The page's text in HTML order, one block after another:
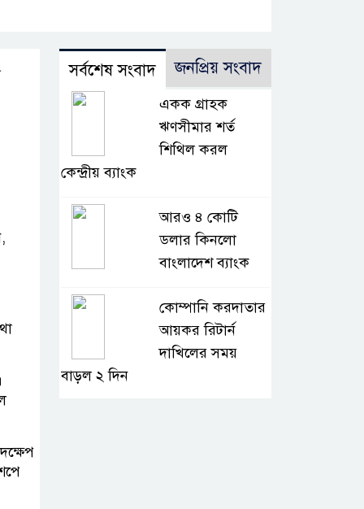
সর্বশেষ সংবাদ জনপ্রিয় সংবাদ
একক গ্রাহক
ঋণসীমার শর্ত
শিথিল করল
কেন্দ্রীয় ব্যাংক
আরও ৪ কোটি
ডলার কিনলো
বাংলাদেশ ব্যাংক
কোম্পানি করদাতার
আয়কর রিটার্ন
দাখিলের সময়
বাড়ল ২ দিন